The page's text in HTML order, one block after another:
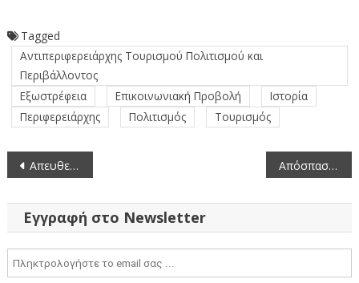
Tagged
Αντιπεριφερειάρχης Τουρισμού Πολιτισμού και
Περιβάλλοντος
Εξωστρέφεια
Επικοινωνιακή Προβολή
Ιστορία
Περιφερειάρχης
Πολιτισμός Τουρισμός
Πλοήγηση
άρθρων
Απευθείας μετάδοση της συνεδρίασης της Περιφερειακής Επιτροπής Δυτικής Μακεδονίας (12-1-2026) Απόσπαση ογδόντα (80) ελεγκτών στη Διεύθυνση Ερευνών Οικονομικού Εγκλήματος (12-1-2026)
Εγγραφή στο Newsletter